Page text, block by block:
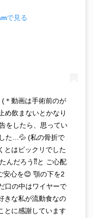
で見る
(＊動画は手術前のが
め飲まないとかなり
をしたら、思ってい
た…💦 (私の骨折で
とはビックリでした
んだろう⁇と ご心配
心を😊 顎の下を2
口の中はワイヤーで
きな私が流動食なの
とに感謝しています